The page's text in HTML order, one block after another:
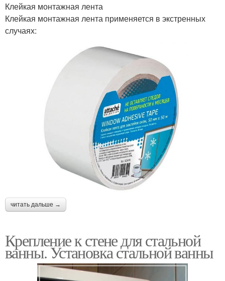
Клейкая монтажная лента
Клейкая монтажная лента применяется в экстренных
случаях:
читать дальше →
Крепление к стене для стальной
ванны. Установка стальной ванны